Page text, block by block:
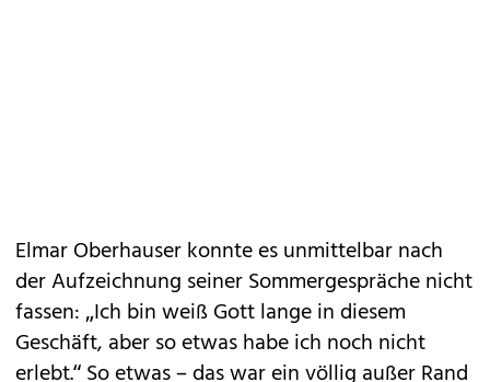
Elmar Oberhauser konnte es unmittelbar nach
der Aufzeichnung seiner Sommergespräche nicht
fassen: „Ich bin weiß Gott lange in diesem
Geschäft, aber so etwas habe ich noch nicht
erlebt.“ So etwas – das war ein völlig außer Rand